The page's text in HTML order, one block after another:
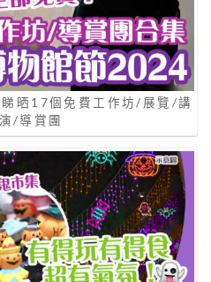
晒17個免費工作坊/展覽/講
/導賞團